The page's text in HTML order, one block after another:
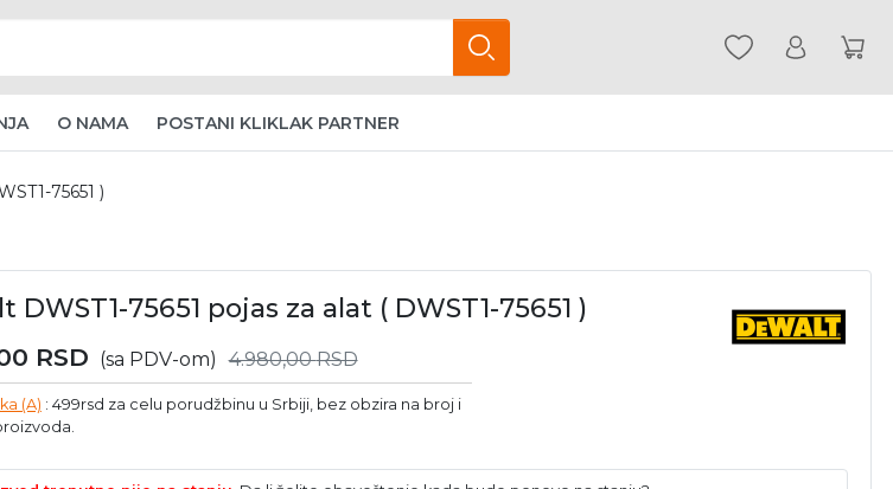
O NAMA POSTANI KLIKLAK PARTNER
75651 )
DWST1-75651 pojas za alat ( DWST1-75651 )
RSD (sa PDV-om) 4.980,00RSD
(A) : 499rsd za celu porudžbinu u Srbiji, bez obzira na broj i